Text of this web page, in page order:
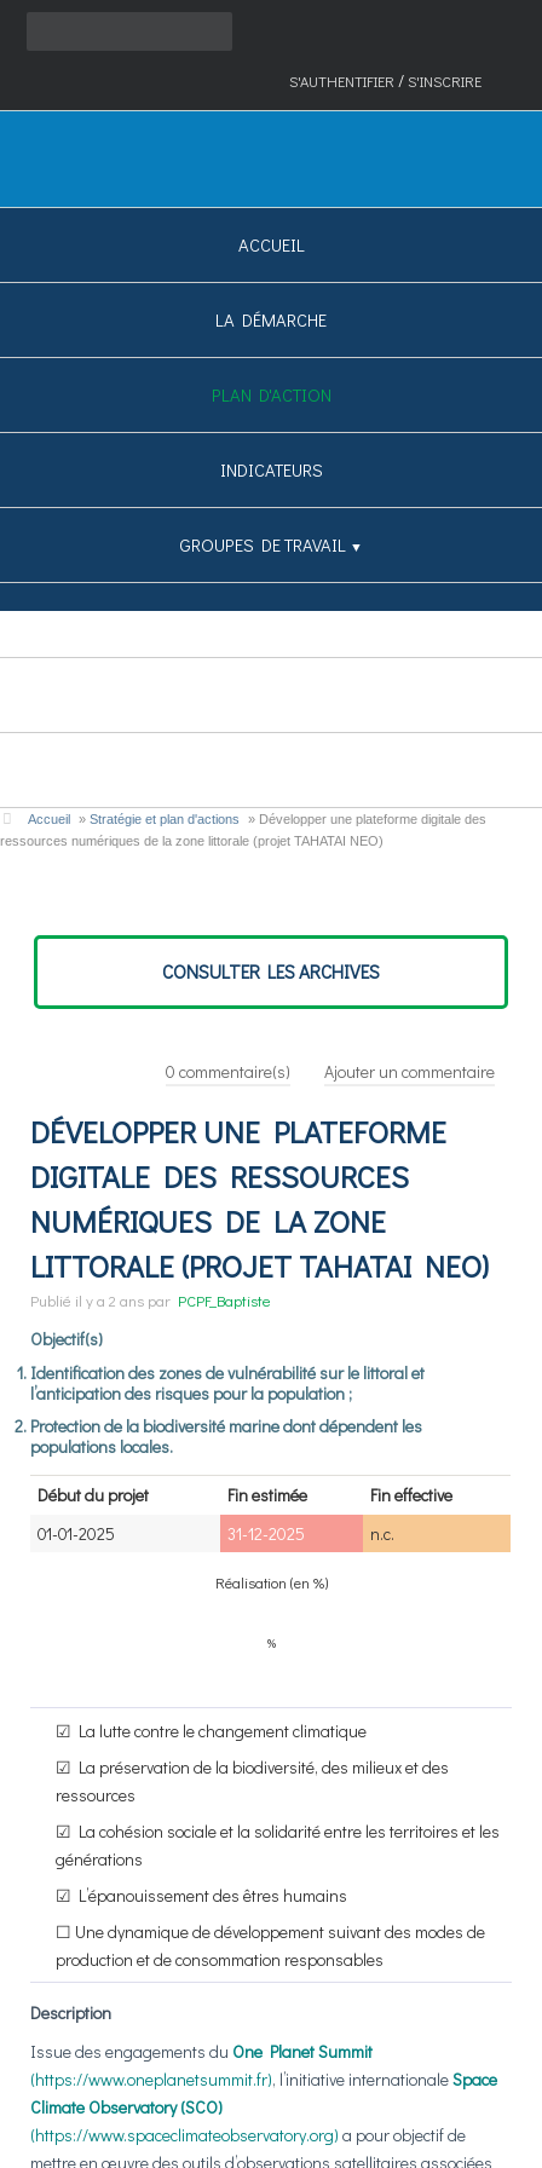
S'AUTHENTIFIER /S'INSCRIRE
ACCUEIL
LA DÉMARCHE
PLAN D'ACTION
INDICATEURS
GROUPES DE TRAVAIL ▼
Accueil » Stratégie et plan d'actions » Développer une plateforme digitale des
ressources numériques de la zone littorale (projet TAHATAI NEO)
CONSULTER LES ARCHIVES
0 commentaire(s) Ajouter un commentaire
DÉVELOPPER UNE PLATEFORME
DIGITALE DES RESSOURCES
NUMÉRIQUES DE LA ZONE
LITTORALE (PROJET TAHATAI NEO)
Publié il y a 2 ans par PCPF_Baptiste
Objectif(s)
Identification des zones de vulnérabilité sur le littoral et
l’anticipation des risques pour la population ;
Protection de la biodiversité marine dont dépendent les
populations locales.
Début du projet Fin estimée
Fin effective
01-01-2025
31-12-2025 n.c.
Réalisation (en %)
☑ La lutte contre le changement climatique
☑ La préservation de la biodiversité, des milieux et des
ressources
☑ La cohésion sociale et la solidarité entre les territoires et les
générations
☑ L’épanouissement des êtres humains
☐ Une dynamique de développement suivant des modes de
production et de consommation responsables
Description
Issue des engagements du One Planet Summit
(https://www.oneplanetsummit.fr), l’initiative internationaleSpace
Climate Observatory (SCO)
(https://www.spaceclimateobservatory.org) a pour objectif de
mettre en œuvre des outils d’observations satellitaires associées